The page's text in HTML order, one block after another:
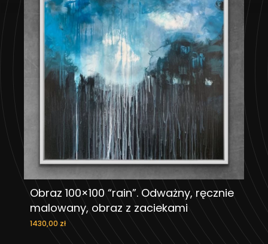
Obraz 100×100 “rain”. Odważny, ręcznie
malowany, obraz z zaciekami
1430,00 zł
DODAJ DO KOSZYKA